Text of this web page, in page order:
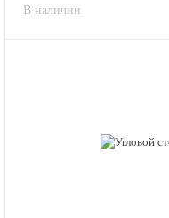
В наличии